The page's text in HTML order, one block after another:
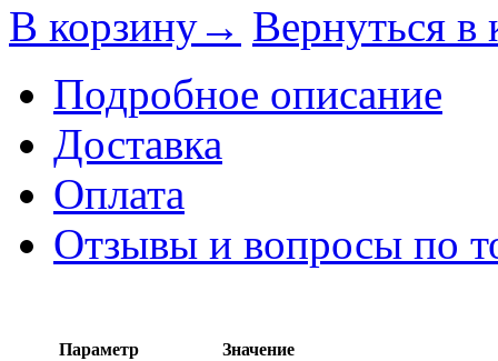
В корзину→ Вернуться в
Подробное описание
Доставка
Оплата
Отзывы и вопросы по
Параметр
Значение